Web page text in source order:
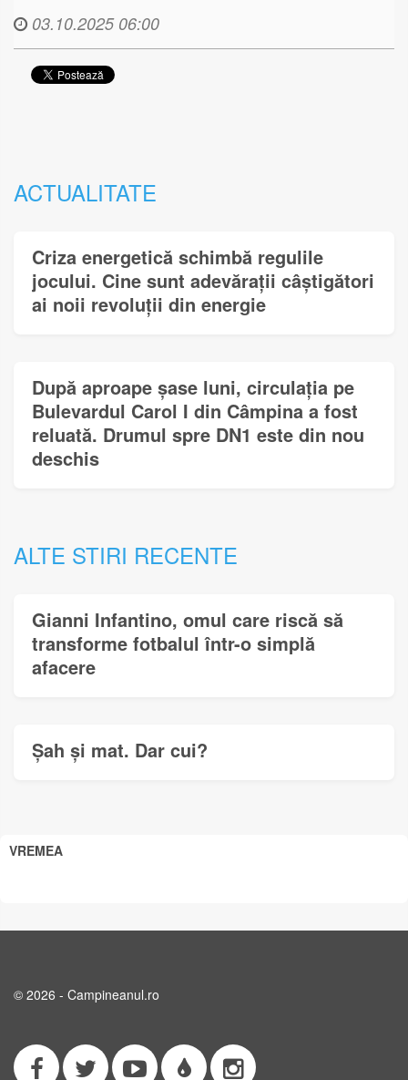
03.10.2025 06:00
ACTUALITATE
Criza energetică schimbă regulile
jocului. Cine sunt adevărații câștigători
ai noii revoluții din energie
După aproape șase luni, circulația pe
Bulevardul Carol I din Câmpina a fost
reluată. Drumul spre DN1 este din nou
deschis
ALTE STIRI RECENTE
Gianni Infantino, omul care riscă să
transforme fotbalul într-o simplă
afacere
Șah și mat. Dar cui?
VREMEA
© 2026 - Campineanul.ro